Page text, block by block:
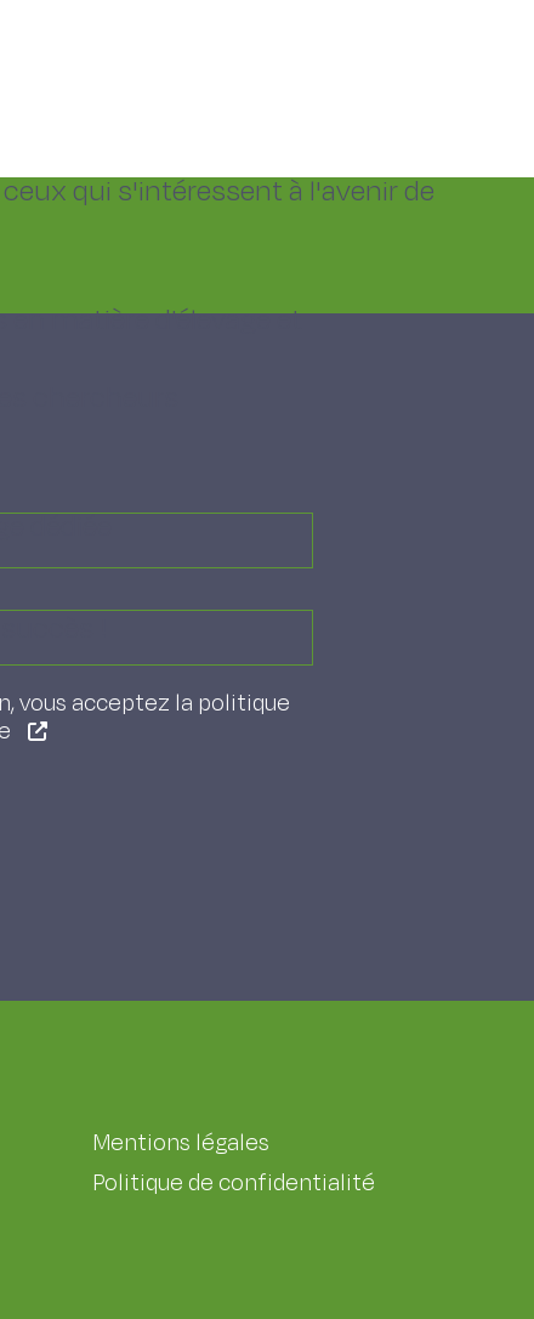
qui s'intéressent à l'avenir de
matière d'élevage et
dédiée
!
vous acceptez la politique
Mentions légales
Politique de confidentialité